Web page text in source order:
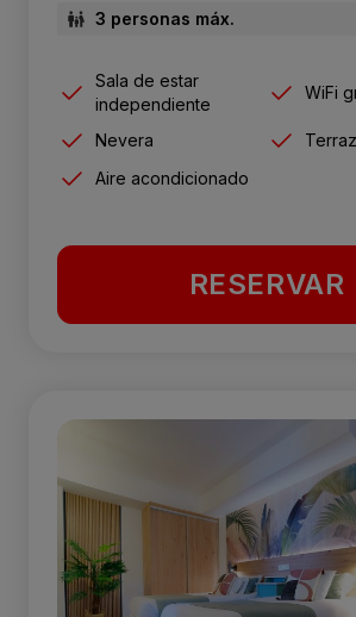
3 personas máx.
Sala de estar
independiente
WiFi
Nevera
Aire acondicionado
RESERVAR